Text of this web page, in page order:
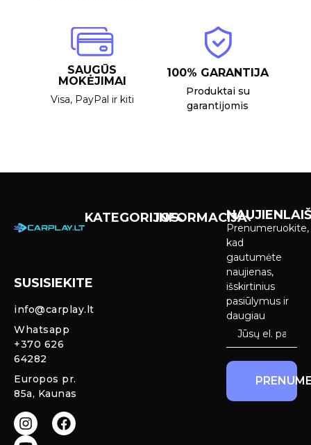
SAUGŪS
MOKĖJIMAI
Visa, PayPal ir kiti
100% GARANTIJA
Produktai su
garantijomis
SUSISIEKITE
info@carplay.lt
Whatsapp
+370 626
64282
Europos pr.
85a, Kaunas
KATEGORIJOS
galinio vaizdo
INFORMACIJA
Prenumeruokite,
kad
gautumėte
naujienas,
išskirtinius
pasiūlymus ir
daugiau